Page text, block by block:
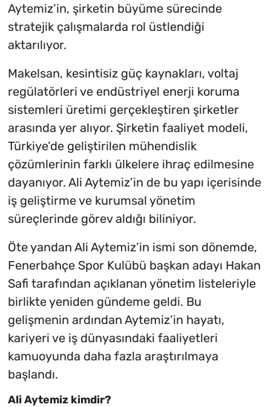
Aytemiz’in, şirketin büyüme sürecinde
stratejik çalışmalarda rol üstlendiği
aktarılıyor.
Makelsan, kesintisiz güç kaynakları, voltaj
regülatörleri ve endüstriyel enerji koruma
sistemleri üretimi gerçekleştiren şirketler
arasında yer alıyor. Şirketin faaliyet modeli,
Türkiye’de geliştirilen mühendislik
çözümlerinin farklı ülkelere ihraç edilmesine
dayanıyor. Ali Aytemiz’in de bu yapı içerisinde
iş geliştirme ve kurumsal yönetim
süreçlerinde görev aldığı biliniyor.
Öte yandan Ali Aytemiz’in ismi son dönemde,
Fenerbahçe Spor Kulübü başkan adayı Hakan
Safi tarafından açıklanan yönetim listeleriyle
birlikte yeniden gündeme geldi. Bu
gelişmenin ardından Aytemiz’in hayatı,
kariyeri ve iş dünyasındaki faaliyetleri
kamuoyunda daha fazla araştırılmaya
başlandı.
Ali Aytemiz kimdir?